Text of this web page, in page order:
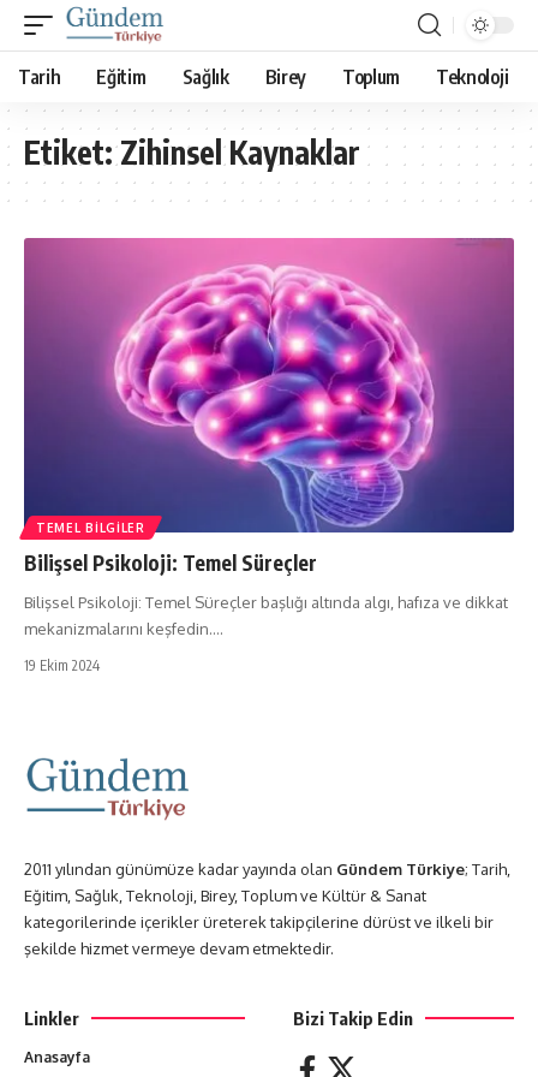
Tarih Eğitim Sağlık Birey Toplum Teknoloji
Etiket:Zihinsel Kaynaklar
TEMEL BILGILER
Bilişsel Psikoloji: Temel Süreçler
Bilişsel Psikoloji: Temel Süreçler başlığı altında algı, hafıza ve dikkat
mekanizmalarını keşfedin.…
19 Ekim 2024
2011 yılından günümüze kadar yayında olan Gündem Türkiye; Tarih,
Eğitim, Sağlık, Teknoloji, Birey, Toplum ve Kültür & Sanat
kategorilerinde içerikler üreterek takipçilerine dürüst ve ilkeli bir
şekilde hizmet vermeye devam etmektedir.
Linkler
Anasayfa
Bizi Takip Edin